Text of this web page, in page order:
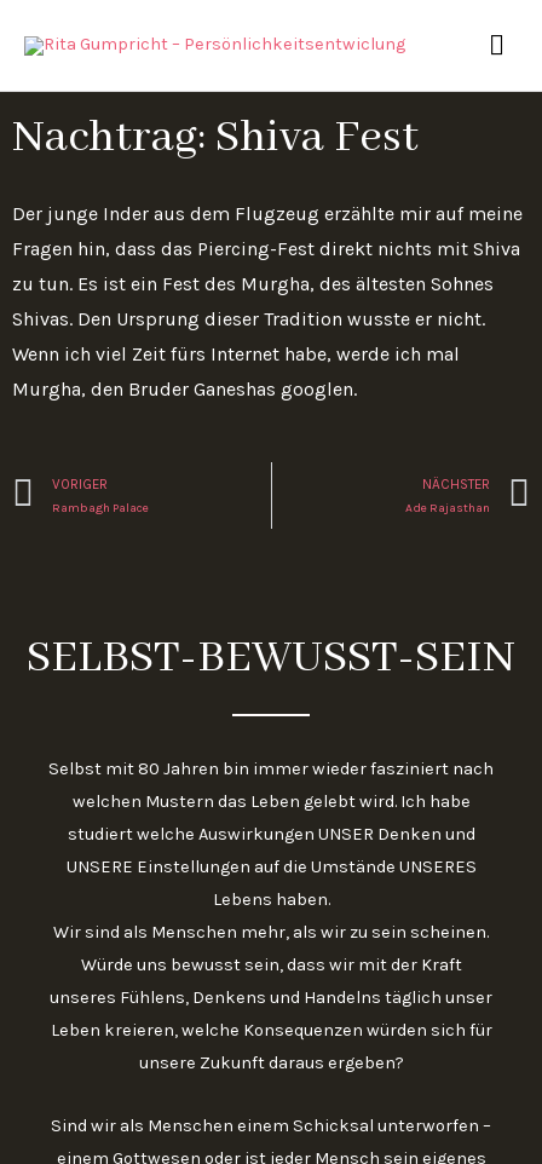
Inhalt
Nachtrag: Shiva Fest
Der junge Inder aus dem Flugzeug erzählte mir auf meine
Fragen hin, dass das Piercing-Fest direkt nichts mit Shiva
zu tun. Es ist ein Fest des Murgha, des ältesten Sohnes
Shivas. Den Ursprung dieser Tradition wusste er nicht.
Wenn ich viel Zeit fürs Internet habe, werde ich mal
Murgha, den Bruder Ganeshas googlen.
Zurück
VORIGER
Rambagh Palace
NÄCHSTER
Ade Rajasthan
SELBST-BEWUSST-SEIN
Selbst mit 80 Jahren bin immer wieder fasziniert nach
welchen Mustern das Leben gelebt wird. Ich habe
studiert welche Auswirkungen UNSER Denken und
UNSERE Einstellungen auf die Umstände UNSERES
Lebens haben.
Wir sind als Menschen mehr, als wir zu sein scheinen.
Würde uns bewusst sein, dass wir mit der Kraft
unseres Fühlens, Denkens und Handelns täglich unser
Leben kreieren, welche Konsequenzen würden sich für
unsere Zukunft daraus ergeben?
Sind wir als Menschen einem Schicksal unterworfen –
einem Gottwesen oder ist jeder Mensch sein eigenes